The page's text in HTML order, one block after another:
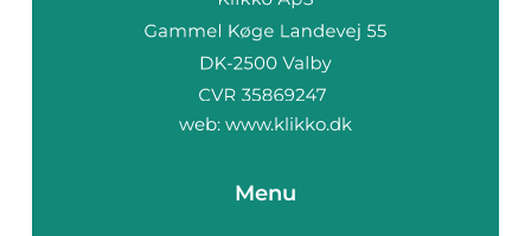
web: www.klikko.dk
Menu